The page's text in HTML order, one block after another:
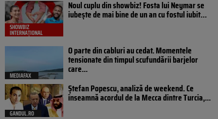
SHOWBIZ
INTERNAȚIONAL
Noul cuplu din showbiz! Fosta lui Neymar se
iubește de mai bine de un an cu fostul iubit…
MEDIAFAX
O parte din cabluri au cedat. Momentele
tensionate din timpul scufundării barjelor
care...
GANDUL.RO
Ștefan Popescu, analiză de weekend. Ce
înseamnă acordul de la Mecca dintre Turcia,...